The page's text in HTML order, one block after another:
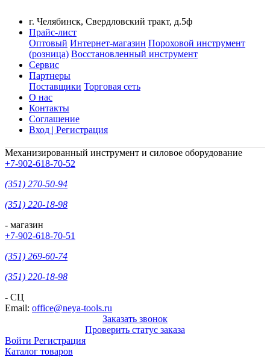
г. Челябинск, Свердловский тракт, д.5ф
Прайс-лист
Оптовый Интернет-магазин Пороховой инструмент
(розница) Восстановленный инструмент
Сервис
Партнеры
Поставщики Торговая сеть
О нас
Контакты
Соглашение
Вход | Регистрация
Механизированный инструмент и силовое оборудование
+7-902-618-70-52
(351) 270-50-94
(351) 220-18-98
- магазин
+7-902-618-70-51
(351) 269-60-74
(351) 220-18-98
- СЦ
Email: office@neya-tools.ru
Заказать звонок
Проверить статус заказа
Войти Регистрация
Каталог товаров